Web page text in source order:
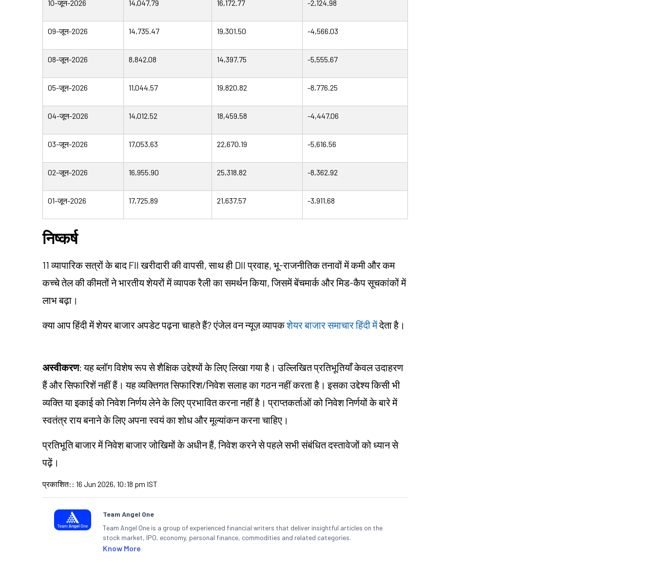
10-जून-2026 14,047.79 16,172.77 -2,124.98
09-जून-2026 14,735.47 19,301.50 -4,566.03
08-जून-2026 8,842.08 14,397.75 -5,555.67
05-जून-2026 11,044.57 19,820.82 -8,776.25
04-जून-2026 14,012.52 18,459.58 -4,447.06
03-जून-2026 17,053.63 22,670.19 -5,616.56
02-जून-2026 16,955.90 25,318.82 -8,362.92
01-जून-2026 17,725.89 21,637.57 -3,911.68
निष्कर्ष
11 व्यापारिक सत्रों के बाद FII खरीदारी की वापसी, साथ ही DII प्रवाह, भू-राजनीतिक तनावों में कमी और कम
कच्चे तेल की कीमतों ने भारतीय शेयरों में व्यापक रैली का समर्थन किया, जिसमें बेंचमार्क और मिड-कैप सूचकांकों में
लाभ बढ़ा।
क्या आप हिंदी में शेयर बाजार अपडेट पढ़ना चाहते हैं? एंजेल वन न्यूज़ व्यापकशेयर बाजार समाचार हिंदी मेंदेता है।
अस्वीकरण: यह ब्लॉग विशेष रूप से शैक्षिक उद्देश्यों के लिए लिखा गया है। उल्लिखित प्रतिभूतियाँ केवल उदाहरण
हैं और सिफारिशें नहीं हैं। यह व्यक्तिगत सिफारिश/निवेशसलाह का गठन नहीं करता है। इसका उद्देश्य किसी भी
व्यक्ति या इकाई को निवेश निर्णय लेने के लिए प्रभावित करना नहीं है। प्राप्तकर्ताओं को निवेश निर्णयों के बारे में
स्वतंत्र राय बनाने के लिए अपना स्वयं का शोध और मूल्यांकन करना चाहिए।
प्रतिभूति बाजार में निवेश बाजारजोखिमोंके अधीन हैं, निवेश करने से पहले सभी संबंधित दस्तावेजों को ध्यान से
पढ़ें।
प्रकाशित: : 16 Jun 2026, 10:18 pm IST
Team Angel One
Team Angel One is a group of experienced financial writers that deliver insightful articles on the
stock market, IPO, economy, personal finance, commodities and related categories.
Know More